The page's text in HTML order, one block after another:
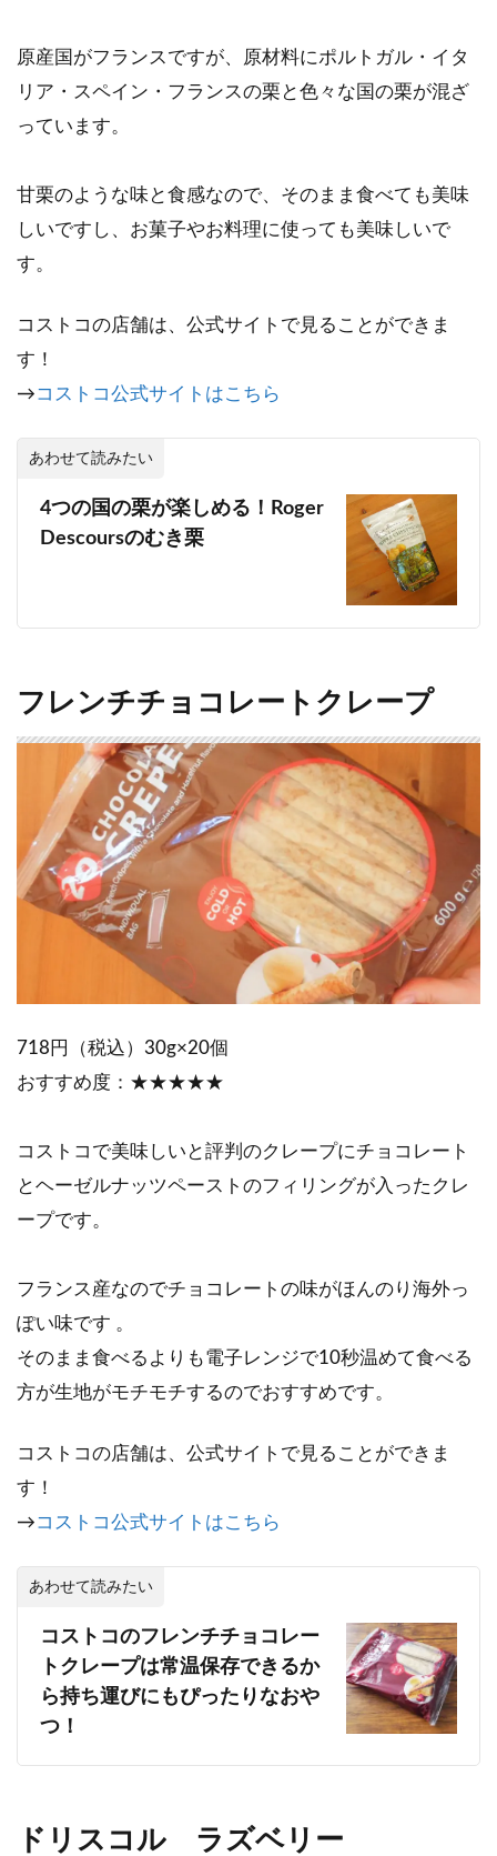
原産国がフランスですが、原材料にポルトガル・イタ
リア・スペイン・フランスの栗と色々な国の栗が混ざ
っています。
甘栗のような味と食感なので、そのまま食べても美味
しいですし、お菓子やお料理に使っても美味しいで
す。
コストコの店舗は、公式サイトで見ることができま
す！
→コストコ公式サイトはこちら
あわせて読みたい
4つの国の栗が楽しめる！Roger
Descoursのむき栗
フレンチチョコレートクレープ
718円（税込）30g×20個
おすすめ度：★★★★★
コストコで美味しいと評判のクレープにチョコレート
とヘーゼルナッツペーストのフィリングが入ったクレ
ープです。
フランス産なのでチョコレートの味がほんのり海外っ
ぽい味です 。
そのまま食べるよりも電子レンジで10秒温めて食べる
方が生地がモチモチするのでおすすめです。
コストコの店舗は、公式サイトで見ることができま
す！
→コストコ公式サイトはこちら
あわせて読みたい
コストコのフレンチチョコレー
トクレープは常温保存できるか
ら持ち運びにもぴったりなおや
つ！
ドリスコル ラズベリー